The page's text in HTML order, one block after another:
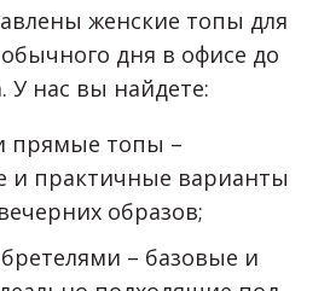
женские топы для
дня в офисе до
У нас вы найдете:
прямые топы –
и практичные варианты
образов;
– базовые и